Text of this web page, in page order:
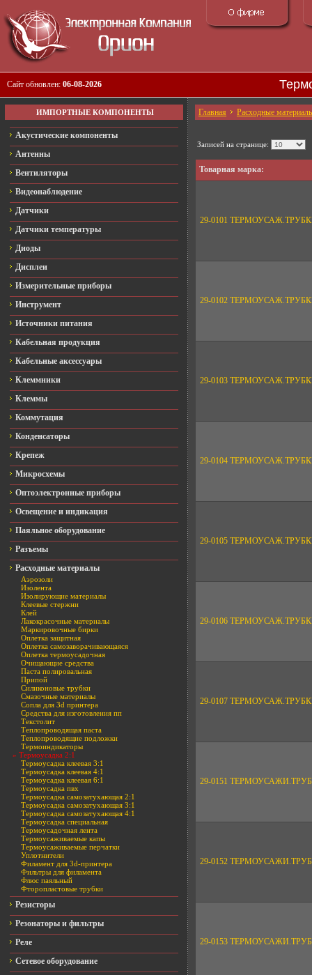
Сайт обновлен: 06-08-2026
ИМПОРТНЫЕ КОМПОНЕНТЫ
Акустические компоненты
Антенны
Вентиляторы
Видеонаблюдение
Датчики
Датчики температуры
Диоды
Дисплеи
Измерительные приборы
Инструмент
Источники питания
Кабельная продукция
Кабельные аксессуары
Клеммники
Клеммы
Коммутация
Конденсаторы
Крепеж
Микросхемы
Оптоэлектронные приборы
Освещение и индикация
Паяльное оборудование
Разъемы
Расходные материалы
Аэрозоли
Изолента
Изолирующие материалы
Клеевые стержни
Клей
Лакокрасочные материалы
Маркировочные бирки
Оплетка защитная
Оплетка самозаворачивающаяся
Оплетка термоусадочная
Очищающие средства
Паста полировальная
Припой
Силиконовые трубки
Смазочные материалы
Сопла для 3d принтера
Средства для изготовления пп
Текстолит
Теплопроводящая паста
Теплопроводящие подложки
Термоиндикаторы
» Термоусадка 2:1
Термоусадка клеевая 3:1
Термоусадка клеевая 4:1
Термоусадка клеевая 6:1
Термоусадка пвх
Термоусадка самозатухающая 2:1
Термоусадка самозатухающая 3:1
Термоусадка самозатухающая 4:1
Термоусадка специальная
Термоусадочная лента
Термоусаживаемые капы
Термоусаживаемые перчатки
Уплотнители
Филамент для 3d-принтера
Фильтры для филамента
Флюс паяльный
Фторопластовые трубки
Резисторы
Резонаторы и фильтры
Реле
Сетевое оборудование
Главная Расходные
Записей на странице:
Товарная марка:
29-0101
29-0102
29-0103
29-0104
29-0105
29-0106
29-0107
29-0151
29-0152
29-0153